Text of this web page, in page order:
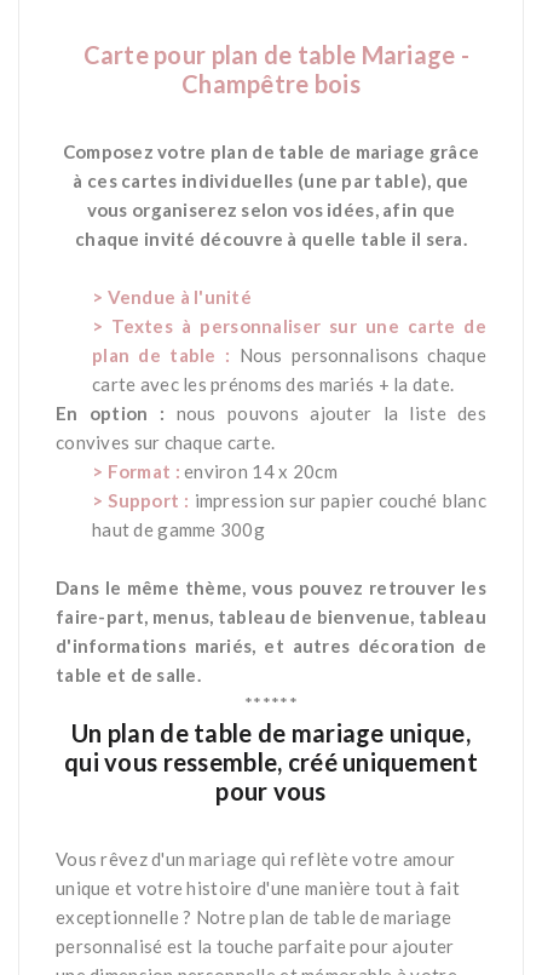
Carte pour plan de table Mariage -
Champêtre bois
Composez votre plan de table de mariage grâce
à ces cartes individuelles (une par table), que
vous organiserez selon vos idées, afin que
chaque invité découvre à quelle table il sera.
> Vendue à l'unité
> Textes à personnaliser sur une carte de
plan de table : Nous personnalisons chaque
carte avec les prénoms des mariés + la date.
En option : nous pouvons ajouter la liste des
convives sur chaque carte.
> Format : environ 14 x 20cm
> Support : impression sur papier couché blanc
haut de gamme 300g
Dans le même thème, vous pouvez retrouver les
faire-part, menus, tableau de bienvenue, tableau
d'informations mariés, et autres décoration de
table et de salle.
******
Un plan de table de mariage unique,
qui vous ressemble, créé uniquement
pour vous
Vous rêvez d'un mariage qui reflète votre amour
unique et votre histoire d'une manière tout à fait
exceptionnelle ? Notre plan de table de mariage
personnalisé est la touche parfaite pour ajouter